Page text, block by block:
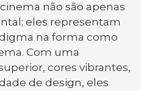
não são apenas
eles representam
na forma como
Com uma
cores vibrantes,
de design, eles